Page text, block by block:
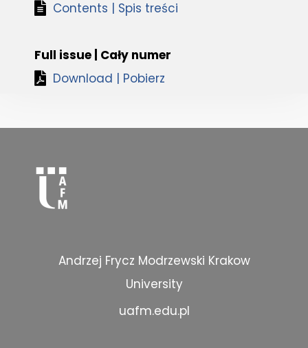
Contents | Spis treści
Full issue | Cały numer
Download | Pobierz
Andrzej Frycz Modrzewski Krakow
University
uafm.edu.pl